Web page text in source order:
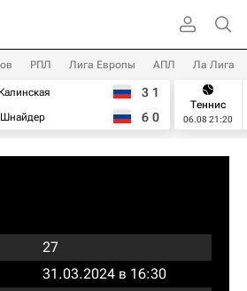
РПЛ Лига Европы АПЛ Ла Лига
3 1
6 0
Теннис
06.08 21:20
27
31.03.2024 в 16:30